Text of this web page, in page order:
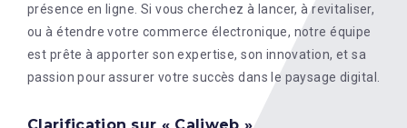
présence en ligne. Si vous cherchez à lancer, à revitaliser,
ou à étendre votre commerce électronique, notre équipe
est prête à apporter son expertise, son innovation, et sa
passion pour assurer votre succès dans le paysage digital.